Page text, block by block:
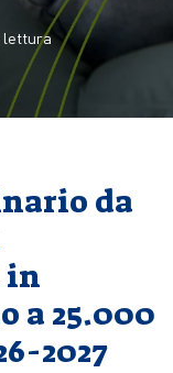
lettura
da
in
a 25.000
2027